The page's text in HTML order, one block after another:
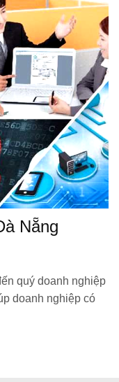
Nẵng
quý doanh nghiệp
doanh nghiệp có